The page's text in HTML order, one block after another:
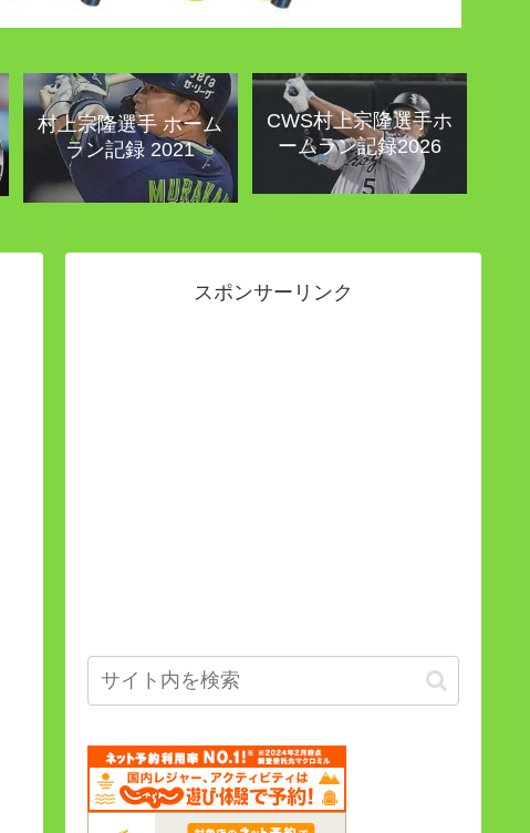
村上宗隆選手 ホーム
ラン記録 2021
CWS村上宗隆選手ホ
ームラン記録2026
スポンサーリンク